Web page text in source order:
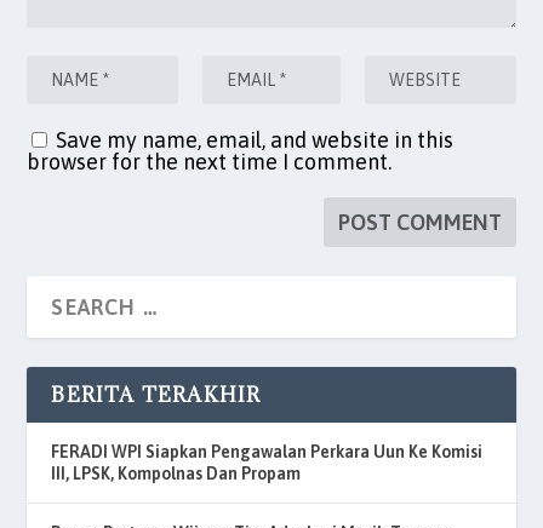
Save my name, email, and website in this
browser for the next time I comment.
BERITA TERAKHIR
FERADI WPI Siapkan Pengawalan Perkara Uun Ke Komisi
III, LPSK, Kompolnas Dan Propam